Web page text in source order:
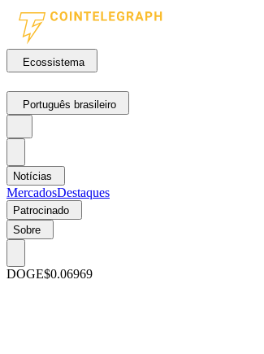
Ecossistema
Português brasileiro
Notícias
MercadosDestaques
Patrocinado
Sobre
DOGE$0.06969